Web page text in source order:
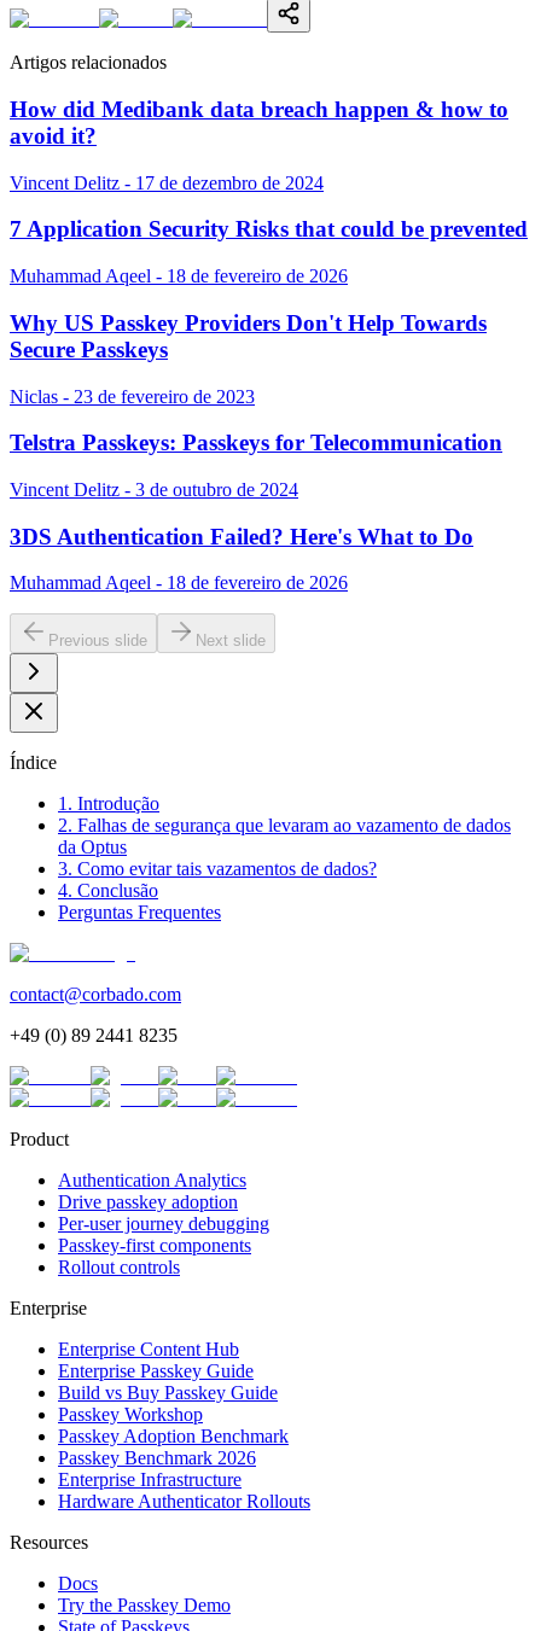
Artigos relacionados
How did Medibank data breach happen & how to
avoid it?
Vincent Delitz - 17 de dezembro de 2024
7 Application Security Risks that could be prevented
Muhammad Aqeel - 18 de fevereiro de 2026
Why US Passkey Providers Don't Help Towards
Secure Passkeys
Niclas - 23 de fevereiro de 2023
Telstra Passkeys: Passkeys for Telecommunication
Vincent Delitz - 3 de outubro de 2024
3DS Authentication Failed? Here's What to Do
Muhammad Aqeel - 18 de fevereiro de 2026
Previous slide Next slide
Índice
1. Introdução
2. Falhas de segurança que levaram ao vazamento de dados
da Optus
3. Como evitar tais vazamentos de dados?
4. Conclusão
Perguntas Frequentes
contact@corbado.com
+49 (0) 89 2441 8235
Product
Authentication Analytics
Drive passkey adoption
Per-user journey debugging
Passkey-first components
Rollout controls
Enterprise
Enterprise Content Hub
Enterprise Passkey Guide
Build vs Buy Passkey Guide
Passkey Workshop
Passkey Adoption Benchmark
Passkey Benchmark 2026
Enterprise Infrastructure
Hardware Authenticator Rollouts
Resources
Docs
Try the Passkey Demo